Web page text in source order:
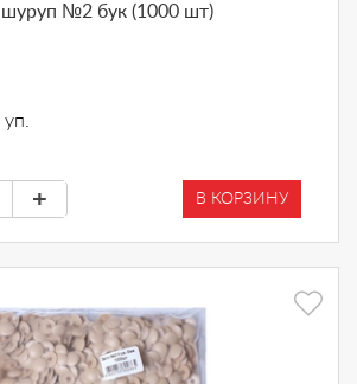
шуруп №2 бук (1000 шт)
уп.
+ В КОРЗИНУ